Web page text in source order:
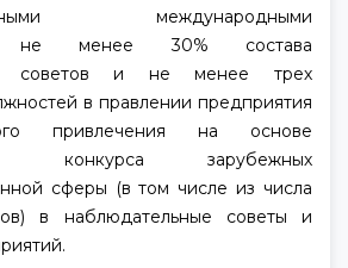
международными
не менее 30% состава
советов и не менее трех
в правлении предприятия
привлечения на основе
конкурса зарубежных
сферы (в том числе из числа
в наблюдательные советы и